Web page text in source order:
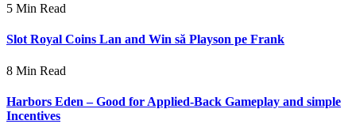
5 Min Read
Slot Royal Coins Lan and Win să Playson pe Frank
8 Min Read
Harbors Eden – Good for Applied-Back Gameplay and simple
Incentives